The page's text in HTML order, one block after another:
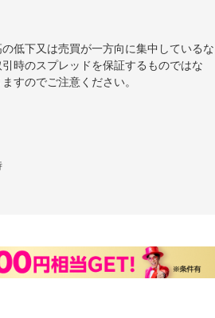
低下又は売買が一方向に集中しているな
時のスプレッドを保証するものではな
すのでご注意ください。